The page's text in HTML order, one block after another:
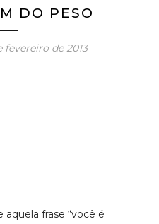
DO PESO
fevereiro de 2013
frase “você é